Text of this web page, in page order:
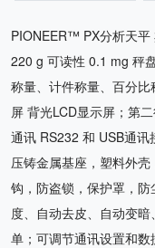
PIONEER™ PX分析天平
220 g 可读性 0.1 mg 秤
称量、计件称量、百分
屏 背光LCD显示屏；第
通讯 RS232 和 USB通
压铸金属基座，塑料外
钩，防盗锁，保护罩，
度、自动去皮、自动变
单；可调节通讯设置和